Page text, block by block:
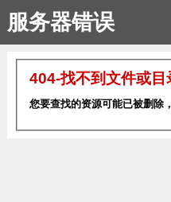
服务器错误
404-找不到文件或目
您要查找的资源可能已被删除